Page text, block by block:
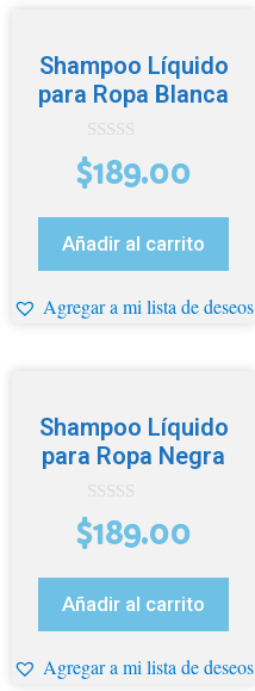
Shampoo Líquido
para Ropa Blanca
0
d
e
$189.00
Añadir al carrito
Agregar a mi lista de deseos
Shampoo Líquido
para Ropa Negra
0
d
e
$189.00
Añadir al carrito
Agregar a mi lista de deseos